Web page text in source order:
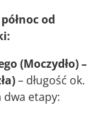
od
(Moczydło) –
– długość ok.
dwa etapy: